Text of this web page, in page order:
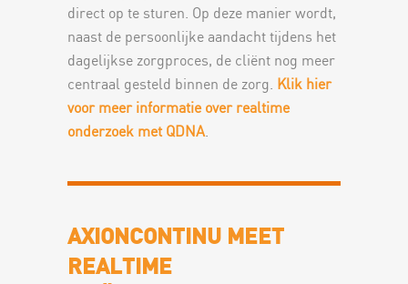
direct op te sturen. Op deze manier wordt,
naast de persoonlijke aandacht tijdens het
dagelijkse zorgproces, de cliënt nog meer
centraal gesteld binnen de zorg. Klik hier
voor meer informatie over realtime
onderzoek met QDNA.
AXIONCONTINU MEET
REALTIME